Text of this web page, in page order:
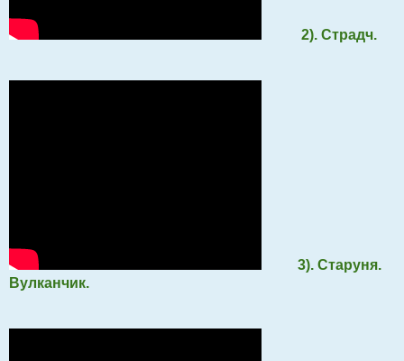
2). Страдч.
3). Старуня.
Вулканчик.